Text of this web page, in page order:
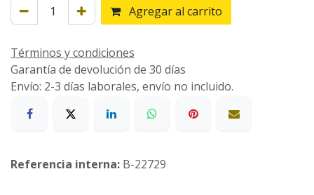
Agregar al carrito
Términos y condiciones
Garantía de devolución de 30 días
Envío: 2-3 días laborales, envío no incluido.
Referencia interna: B-22729